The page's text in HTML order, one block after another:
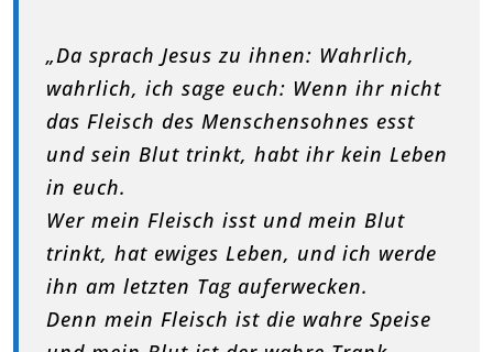
„Da sprach Jesus zu ihnen: Wahrlich,
wahrlich, ich sage euch: Wenn ihr nicht
das Fleisch des Menschensohnes esst
und sein Blut trinkt, habt ihr kein Leben
in euch.
Wer mein Fleisch isst und mein Blut
trinkt, hat ewiges Leben, und ich werde
ihn am letzten Tag auferwecken.
Denn mein Fleisch ist die wahre Speise